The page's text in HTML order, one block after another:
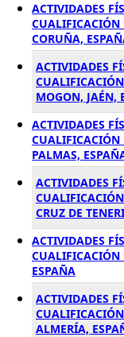
ACTIVIDADES
CUALIFICACIÓN
CORUÑA,
ACTIVIDADES
MOGON, JAÉN,
ACTIVIDADES
CUALIFICACIÓN
PALMAS,
ACTIVIDADES
CRUZ DE
ACTIVIDADES
CUALIFICACIÓN
ESPAÑA
ACTIVIDADES
ALMERÍA,